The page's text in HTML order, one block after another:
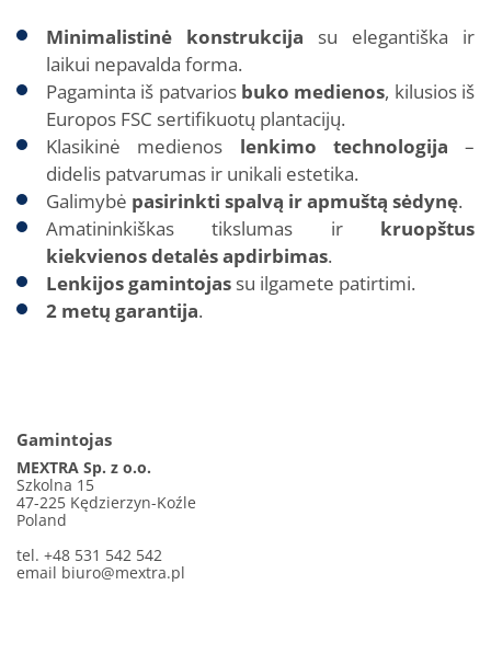
Minimalistinė konstrukcija su elegantiška ir
laikui nepavalda forma.
Pagaminta iš patvarios buko medienos, kilusios iš
Europos FSC sertifikuotų plantacijų.
Klasikinė medienos lenkimo technologija –
didelis patvarumas ir unikali estetika.
Galimybė pasirinkti spalvą ir apmuštą sėdynę.
Amatininkiškas tikslumas ir kruopštus
kiekvienos detalės apdirbimas.
Lenkijos gamintojas su ilgamete patirtimi.
2 metų garantija.
Gamintojas
MEXTRA Sp. z o.o.
Szkolna 15
47-225 Kędzierzyn-Koźle
Poland
tel. +48 531 542 542
email biuro@mextra.pl